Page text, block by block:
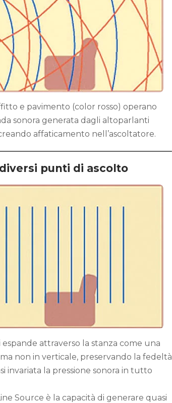
e pavimento (color rosso) operano
sonora generata dagli altoparlanti
affaticamento nell’ascoltatore.
punti di ascolto
attraverso la stanza come una
non in verticale, preservando la fedeltà
invariata la pressione sonora in tutto
Source è la capacità di generare quasi